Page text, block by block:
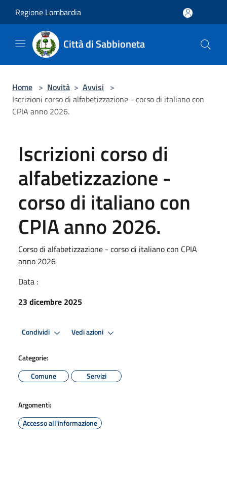
Regione Lombardia
Città di Sabbioneta
Home > Novità > Avvisi >
Iscrizioni corso di alfabetizzazione - corso di italiano con
CPIA anno 2026.
Iscrizioni corso di
alfabetizzazione -
corso di italiano con
CPIA anno 2026.
Corso di alfabetizzazione - corso di italiano con CPIA
anno 2026
Data :
23 dicembre 2025
Condividi Vedi azioni
Categorie:
Comune
Servizi
Argomenti:
Accesso all'informazione